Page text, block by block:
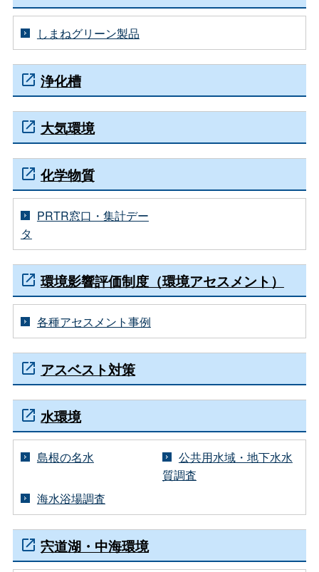
しまねグリーン製品
浄化槽
大気環境
化学物質
PRTR窓口・集計デー
タ
環境影響評価制度（環境アセスメント）
各種アセスメント事例
アスベスト対策
水環境
島根の名水
公共用水域・地下水水
質調査
海水浴場調査
宍道湖・中海環境